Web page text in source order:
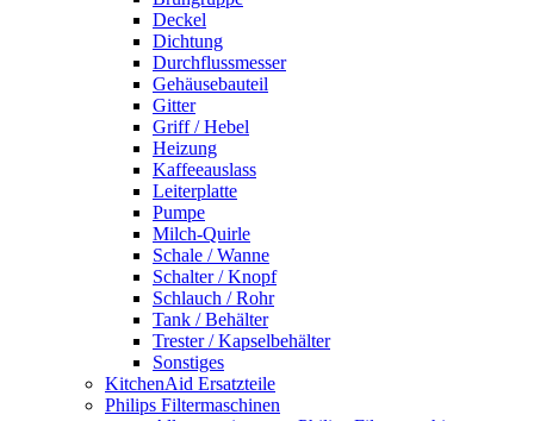
Deckel
Dichtung
Durchflussmesser
Gehäusebauteil
Gitter
Griff / Hebel
Heizung
Kaffeeauslass
Leiterplatte
Pumpe
Milch-Quirle
Schale / Wanne
Schalter / Knopf
Schlauch / Rohr
Tank / Behälter
Trester / Kapselbehälter
Sonstiges
KitchenAid Ersatzteile
Philips Filtermaschinen